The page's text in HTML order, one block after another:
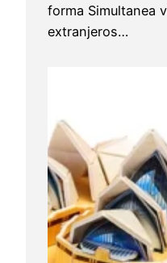
forma Simultanea
extranjeros…